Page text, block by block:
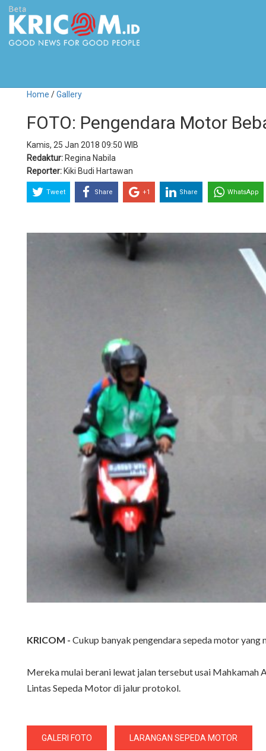
Home /Gallery
FOTO: Pengendara Motor
Kamis, 25 Jan 2018 09:50 WIB
Redaktur: Regina Nabila
Reporter: Kiki Budi Hartawan
Tweet Share +1 Share WhatsApp
KRICOM - Cukup banyak pengendara sepeda motor
Mereka mulai berani lewat jalan tersebut usai Mahkamah
Lintas Sepeda Motor di jalur protokol.
GALERI FOTO LARANGAN SEPEDA MOTOR